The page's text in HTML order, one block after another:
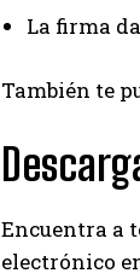
La firma
También te
Encuentra a
electrónico